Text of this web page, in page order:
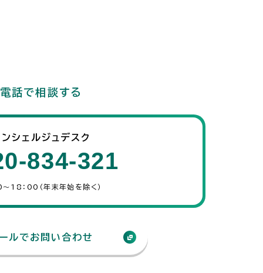
電話で相談する
ンシェルジュデスク
834-321
18：00（年末年始を除く）
ルでお問い合わせ